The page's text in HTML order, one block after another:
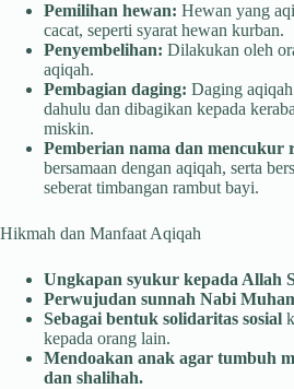
Pemilihan hewan: Hewan yang
cacat, seperti syarat hewan kurban.
Penyembelihan: Dilakukan oleh
aqiqah.
Pembagian daging: Daging
dahulu dan dibagikan kepada
miskin.
Pemberian nama dan mencukur
bersamaan dengan aqiqah, serta
seberat timbangan rambut bayi.
Hikmah dan Manfaat Aqiqah
Ungkapan syukur kepada Allah
Perwujudan sunnah Nabi
Sebagai bentuk solidaritas sosial
kepada orang lain.
Mendoakan anak agar tumbuh
dan shalihah.